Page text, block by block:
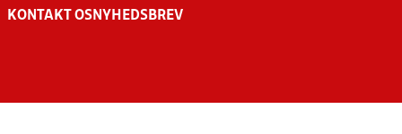
KONTAKT OS NYHEDSBREV